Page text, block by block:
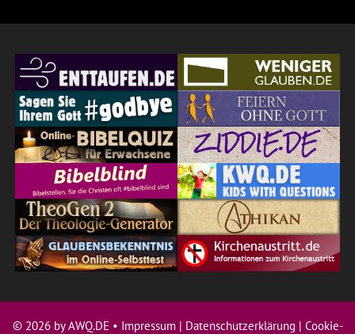
© 2026 by AWQ.DE • Impressum| Datenschutzerklärung | Cookie-